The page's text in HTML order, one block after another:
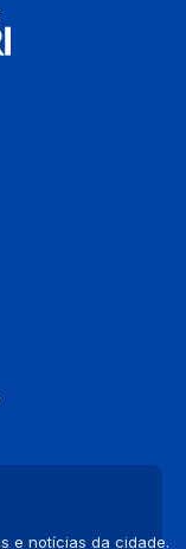
e notícias da cidade.